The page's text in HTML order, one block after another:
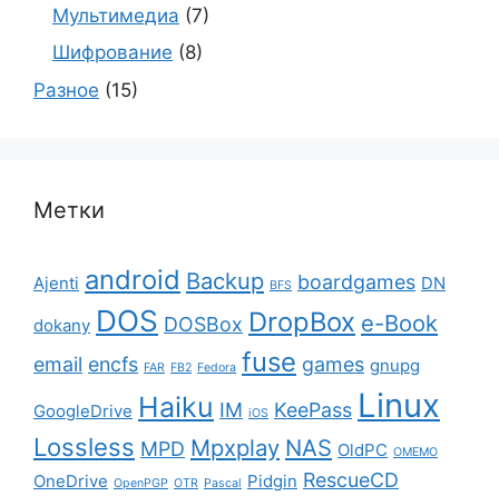
Мультимедиа (7)
Шифрование (8)
Разное (15)
Метки
Ajenti android Backup BFS boardgames DN
dokany DOS DOSBox DropBox e-Book
email encfs FAR FB2 Fedora fuse games gnupg
GoogleDrive Haiku IM iOS KeePass Linux
Lossless MPD Mpxplay NAS OldPC OMEMO
OneDrive OpenPGP OTR Pascal Pidgin RescueCD